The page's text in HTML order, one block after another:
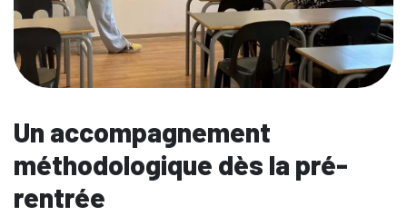
Un accompagnement
méthodologique dès la pré-
rentrée